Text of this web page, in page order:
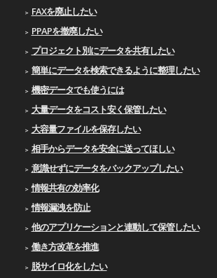
FAXを廃止したい
PPAPを撤廃したい
プロジェクト別にデータを共有したい
簡単にデータを検索できるように整理したい
機密データでも使うには
大量データをコスト安く保管したい
大容量ファイルを保存したい
相手からデータを安全に送ってほしい
意識せずにデータをバックアップしたい
情報共有の効率化
情報漏洩を防止
他のアプリケーションと連動して保管したい
働き方改革を推進
脱サイロ化をしたい